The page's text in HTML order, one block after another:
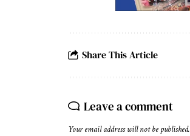
Share This Article
Leave a comment
Your email address will not be published.